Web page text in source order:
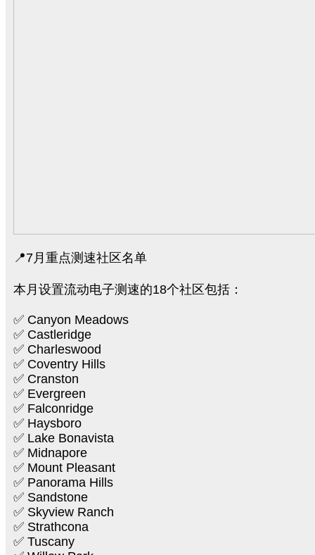
📍7月重点测速社区名单
本月设置流动电子测速的18个社区包括：
✅ Canyon Meadows
✅ Castleridge
✅ Charleswood
✅ Coventry Hills
✅ Cranston
✅ Evergreen
✅ Falconridge
✅ Haysboro
✅ Lake Bonavista
✅ Midnapore
✅ Mount Pleasant
✅ Panorama Hills
✅ Sandstone
✅ Skyview Ranch
✅ Strathcona
✅ Tuscany